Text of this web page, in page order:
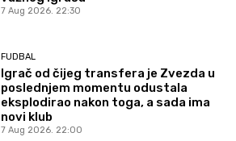
7 Aug 2026. 22:30
FUDBAL
Igrač od čijeg transfera je Zvezda u
poslednjem momentu odustala
eksplodirao nakon toga, a sada ima
novi klub
7 Aug 2026. 22:00